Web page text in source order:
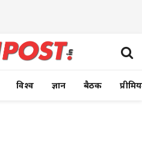
विश्व ज्ञान बैठक